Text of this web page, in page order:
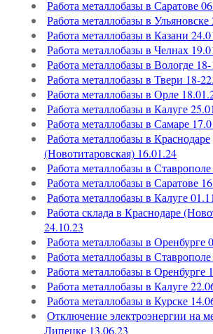
Работа металлобазы в Саратове
Работа металлобазы в Ульяновске
Работа металлобазы в Казани
Работа металлобазы в Челнах
Работа металлобазы в Вологде
Работа металлобазы в Твери 18-
Работа металлобазы в Орле
Работа металлобазы в Калуге
Работа металлобазы в Самаре
Работа металлобазы в Краснодаре
(Новотитаровская) 16.01.24
Работа металлобазы в
Работа металлобазы в Саратове
Работа металлобазы в Калуге
Работа склада в Краснодаре
24.10.23
Работа металлобазы в Оренбурге
Работа металлобазы в
Работа металлобазы в Оренбурге
Работа металлобазы в Калуге
Работа металлобазы в Курске
Отключение электроэнергии на
Липецке 13.06.23